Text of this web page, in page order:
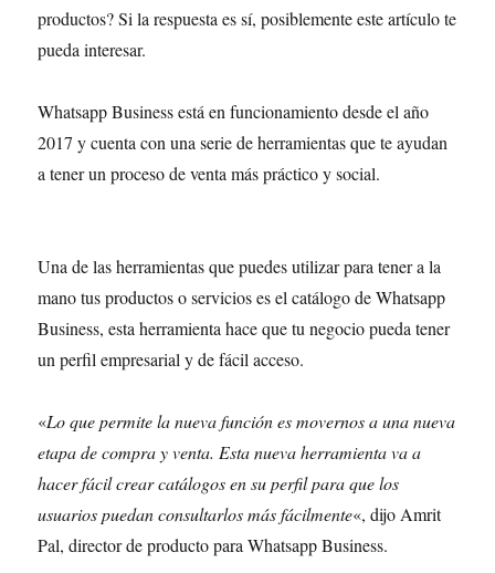
productos? Si la respuesta es sí, posiblemente este artículo te
pueda interesar.
Whatsapp Business está en funcionamiento desde el año
2017 y cuenta con una serie de herramientas que te ayudan
a tener un proceso de venta más práctico y social.
Una de las herramientas que puedes utilizar para tener a la
mano tus productos o servicios es el catálogo de Whatsapp
Business, esta herramienta hace que tu negocio pueda tener
un perfil empresarial y de fácil acceso.
«Lo que permite la nueva función es movernos a una nueva
etapa de compra y venta. Esta nueva herramienta va a
hacer fácil crear catálogos en su perfil para que los
usuarios puedan consultarlos más fácilmente«, dijo Amrit
Pal, director de producto para Whatsapp Business.